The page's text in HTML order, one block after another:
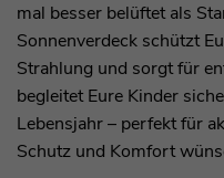
mal besser belüftet als
Sonnenverdeck schützt
Strahlung und sorgt für
begleitet Eure Kinder
Lebensjahr – perfekt für
Schutz und Komfort